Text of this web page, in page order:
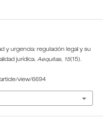
y urgencia: regulación legal y su
jurídica. Aequitas, 15(15).
view/6694